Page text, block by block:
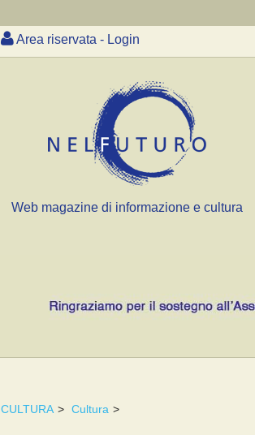
Area riservata - Login
Web magazine di informazione e cultura
CULTURA > Cultura >